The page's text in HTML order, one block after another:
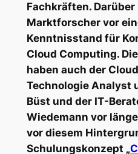
Fachkräften.
Marktforscher vor
Kenntnisstand für
Cloud Computing.
haben auch der
Technologie Analyst
Büst und der IT-
Wiedemann vor
vor diesem
Schulungskonzept „